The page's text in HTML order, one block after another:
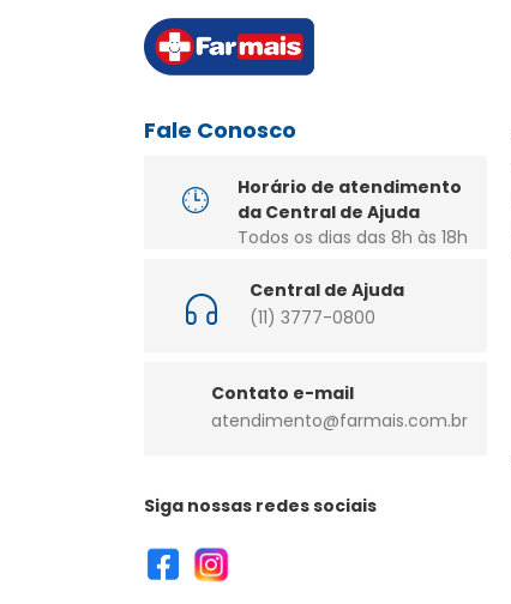
Fale Conosco
Horário de atendimento
da Central de Ajuda
Todos os dias das 8h às 18h
Central de Ajuda
(11) 3777-0800
Contato e-mail
atendimento@farmais.com.br
Siga nossas redes sociais